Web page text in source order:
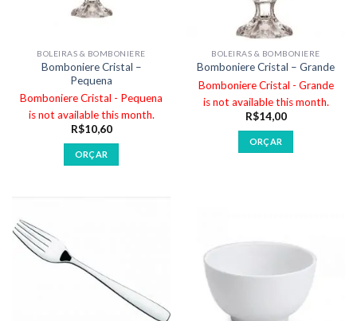
BOLEIRAS & BOMBONIERE
Bomboniere Cristal –
Pequena
Bomboniere Cristal - Pequena
is not available this month.
R$10,60
ORÇAR
BOLEIRAS & BOMBONIERE
Bomboniere Cristal – Grande
Bomboniere Cristal - Grande
is not available this month.
R$14,00
ORÇAR